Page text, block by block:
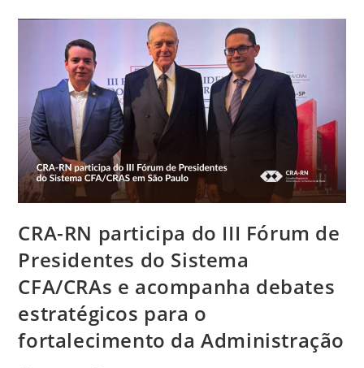
Da
Reforma
Ações
De
Fiscalização
E
Projetos
Estratégicos
Do
CRA-
RN
CRA-RN participa do III Fórum de
Presidentes do Sistema
CFA/CRAs e acompanha debates
estratégicos para o
fortalecimento da Administração